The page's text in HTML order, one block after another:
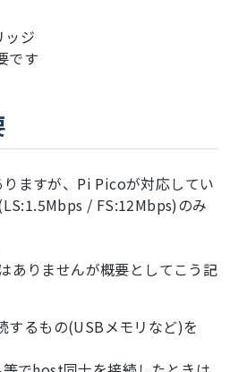
ジ
です
ますが、Pi Picoが対応してい
/ FS:12Mbps)のみ
ありませんが概要としてこう記
するもの(USBメモリなど)を